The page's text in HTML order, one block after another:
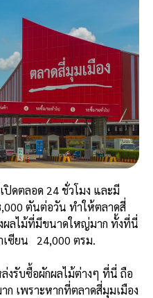
ปิดตลอด 24 ชั่วโมง และมี
ตันต่อวัน ทำให้ตลาดสี่
ผลไม้ที่มีขนาดใหญ่มาก ทั้งที่นี่
ซียน
24,000 ตรม.
งรับซื้อผักผลไม้ต่างๆ ที่นี่ ถือ
เพราะหากที่ตลาดสี่มุมเมือง